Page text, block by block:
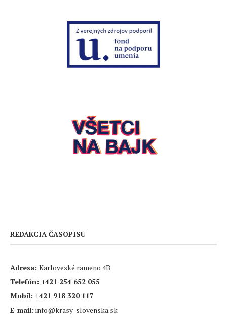
REDAKCIA ČASOPISU
Adresa: Karloveské rameno 4B
Telefón: +421 254 652 055
Mobil: +421 918 320 117
E-mail: info@krasy-slovenska.sk